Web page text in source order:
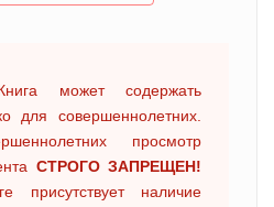
может содержать
для совершеннолетних.
просмотр
СТРОГО ЗАПРЕЩЕН!
присутствует наличие